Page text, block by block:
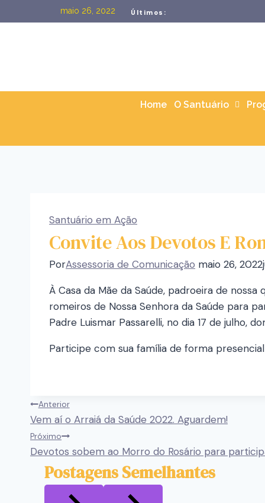
maio 26, 2022 Últimos:
Home O Santuário
Santuário em Ação
Convite Aos Devotos E
PorAssessoria de Comunicação maio 26, 2022
À Casa da Mãe da Saúde, padroeira de
romeiros de Nossa Senhora da Saúde para
Padre Luismar Passarelli, no dia 17 de julho,
Participe com sua família de forma
Anterior
Vem aí o Arraiá da Saúde 2022. Aguardem!
Próximo
Devotos sobem ao Morro do Rosário para
Postagens Semelhantes